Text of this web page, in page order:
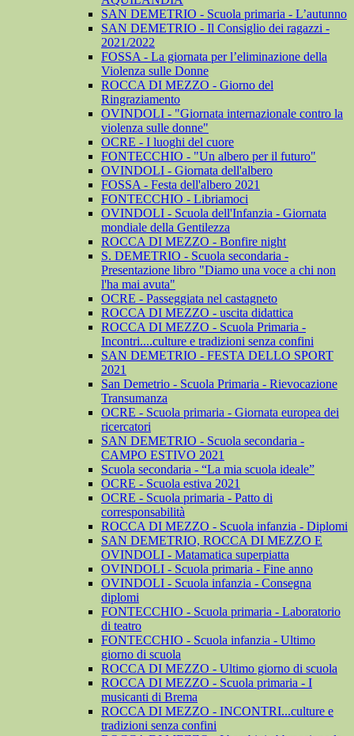
SAN DEMETRIO - Scuola primaria - L’autunno
SAN DEMETRIO - Il Consiglio dei ragazzi -
2021/2022
FOSSA - La giornata per l’eliminazione della
Violenza sulle Donne
ROCCA DI MEZZO - Giorno del
Ringraziamento
OVINDOLI - "Giornata internazionale contro la
violenza sulle donne"
OCRE - I luoghi del cuore
FONTECCHIO - "Un albero per il futuro"
OVINDOLI - Giornata dell'albero
FOSSA - Festa dell'albero 2021
FONTECCHIO - Libriamoci
OVINDOLI - Scuola dell'Infanzia - Giornata
mondiale della Gentilezza
ROCCA DI MEZZO - Bonfire night
S. DEMETRIO - Scuola secondaria -
Presentazione libro "Diamo una voce a chi non
l'ha mai avuta"
OCRE - Passeggiata nel castagneto
ROCCA DI MEZZO - uscita didattica
ROCCA DI MEZZO - Scuola Primaria -
Incontri....culture e tradizioni senza confini
SAN DEMETRIO - FESTA DELLO SPORT
2021
San Demetrio - Scuola Primaria - Rievocazione
Transumanza
OCRE - Scuola primaria - Giornata europea dei
ricercatori
SAN DEMETRIO - Scuola secondaria -
CAMPO ESTIVO 2021
Scuola secondaria - “La mia scuola ideale”
OCRE - Scuola estiva 2021
OCRE - Scuola primaria - Patto di
corresponsabilità
ROCCA DI MEZZO - Scuola infanzia - Diplomi
SAN DEMETRIO, ROCCA DI MEZZO E
OVINDOLI - Matamatica superpiatta
OVINDOLI - Scuola primaria - Fine anno
OVINDOLI - Scuola infanzia - Consegna
diplomi
FONTECCHIO - Scuola primaria - Laboratorio
di teatro
FONTECCHIO - Scuola infanzia - Ultimo
giorno di scuola
ROCCA DI MEZZO - Ultimo giorno di scuola
ROCCA DI MEZZO - Scuola primaria - I
musicanti di Brema
ROCCA DI MEZZO - INCONTRI...culture e
tradizioni senza confini